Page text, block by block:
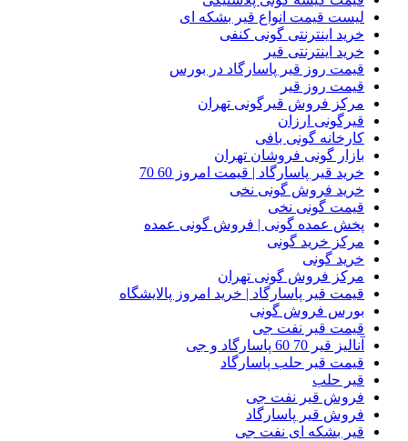
لیست قیمت انواع قیر بشکه ای
خرید اینترنتی گونی کنفی
خرید اینترنتی قیر
قیمت روز قیر پاسارگاد در بورس
قیمت روز قیر
مرکز فروش قیرگونی تهران
قیرگونی ارزان
کارخانه گونی بافی
بازار گونی فروشان تهران
خرید قیر پاسارگاد | قیمت امروز 60 70
خرید فروش گونی نخی
قیمت گونی نخی
پخش عمده گونی | فروش گونی عمده
مرکز خرید گونی
خرید گونی
مرکز فروش گونی تهران
قیمت قیر پاسارگاد | خرید امروز پالایشگاه
بورس فروش گونی
قیمت قیر نفت جی
آنالیز قیر 70 60 پاسارگاد و جی
قیمت قیر حلب پاسارگاد
قیر حلب
فروش قیر نفت جی
فروش قیر پاسارگاد
قیر بشکه ای نفت جی